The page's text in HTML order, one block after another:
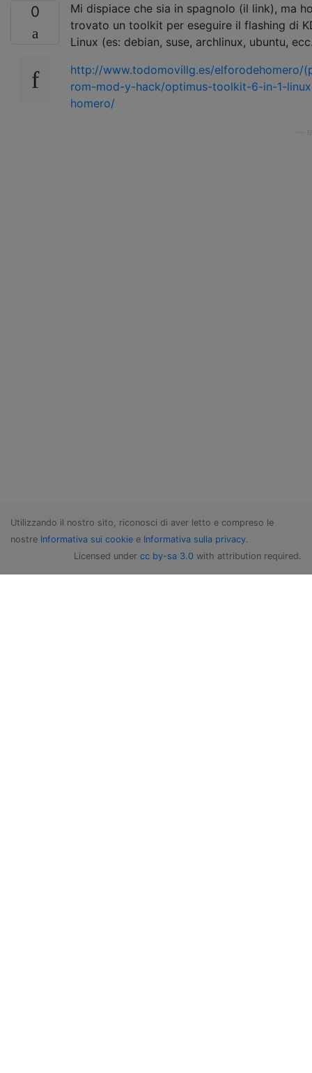
0
Mi dispiace che sia in spagnolo (il link), ma
trovato un toolkit per eseguire il flashing di
Linux (es: debian, suse, archlinux, ubuntu,
http://www.todomovillg.es/elforodehomero/
rom-mod-y-hack/optimus-toolkit-6-in-1-
homero/
Utilizzando il nostro sito, riconosci di aver letto e compreso le
nostre Informativa sui cookie e Informativa sulla privacy.
Licensed under cc by-sa 3.0 with attribution required.